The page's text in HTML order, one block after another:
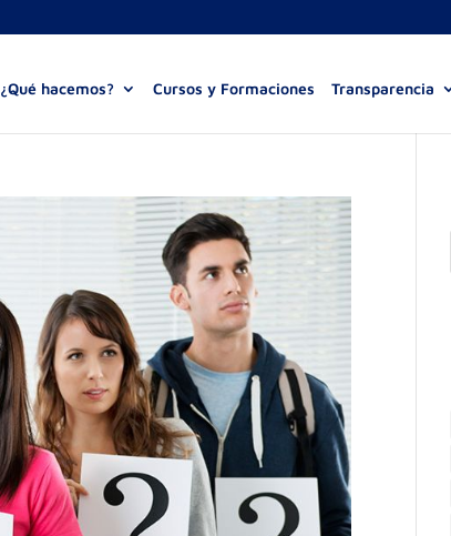
¿Qué hacemos? Cursos y Formaciones Transparencia